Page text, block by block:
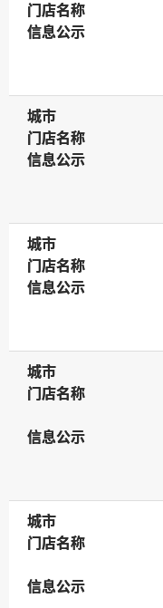
门店名称
门店名称
信息公示
信息公示
城市
城市
门店名称
门店名称
信息公示
信息公示
城市
城市
门店名称
门店名称
信息公示
信息公示
城市
城市
门店名称
门店名称
信息公示
信息公示
城市
城市
门店名称
门店名称
信息公示
信息公示